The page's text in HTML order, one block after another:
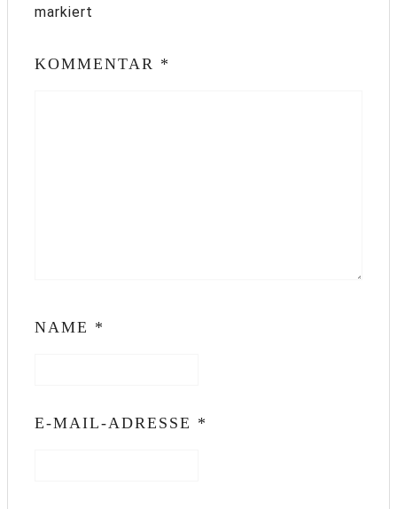
markiert
KOMMENTAR *
NAME *
E-MAIL-ADRESSE *